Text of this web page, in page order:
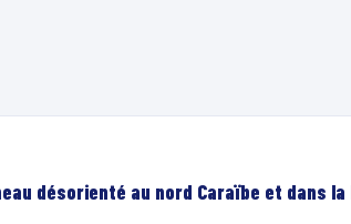
désorienté au nord Caraïbe et dans